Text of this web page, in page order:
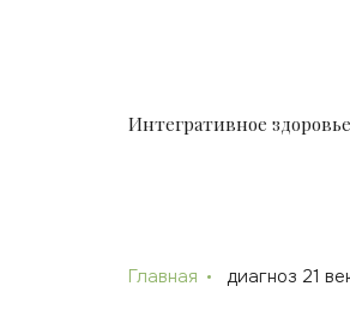
Интегративное здоровье
Главная диагноз 21